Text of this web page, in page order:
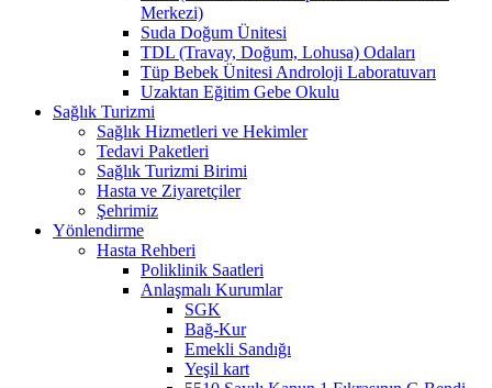
Merkezi)
Suda Doğum Ünitesi
TDL (Travay, Doğum, Lohusa) Odaları
Tüp Bebek Ünitesi Androloji Laboratuvarı
Uzaktan Eğitim Gebe Okulu
Sağlık Turizmi
Sağlık Hizmetleri ve Hekimler
Tedavi Paketleri
Sağlık Turizmi Birimi
Hasta ve Ziyaretçiler
Şehrimiz
Yönlendirme
Hasta Rehberi
Poliklinik Saatleri
Anlaşmalı Kurumlar
SGK
Bağ-Kur
Emekli Sandığı
Yeşil kart